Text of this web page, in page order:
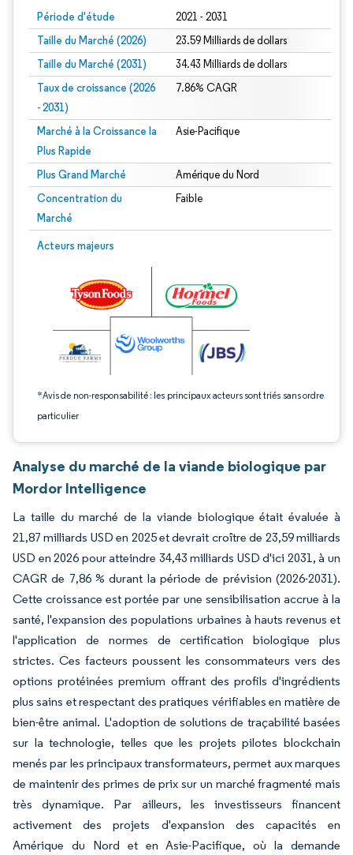
Période d'étude 2021 - 2031
Taille du Marché (2026) 23.59 Milliards de dollars
Taille du Marché (2031) 34.43 Milliards de dollars
Taux de croissance (2026
- 2031)
7.86% CAGR
Marché à la Croissance la
Plus Rapide
Asie-Pacifique
Plus Grand Marché Amérique du Nord
Concentration du
Marché
Faible
Acteurs majeurs
*Avis de non-responsabilité : les principaux acteurs sont triés sans ordre
particulier
Image © Mordor Intelligence. La réutilisation nécessite une attribution sous CC
Analyse du marché de la viande biologique par
Mordor Intelligence
La taille du marché de la viande biologique était évaluée à
21,87 milliards USD en 2025 et devrait croître de 23,59 milliards
USD en 2026 pour atteindre 34,43 milliards USD d'ici 2031, à un
CAGR de 7,86 % durant la période de prévision (2026-2031).
Cette croissance est portée par une sensibilisation accrue à la
santé, l'expansion des populations urbaines à hauts revenus et
l'application de normes de certification biologique plus
strictes. Ces facteurs poussent les consommateurs vers des
options protéinées premium offrant des profils d'ingrédients
plus sains et respectant des pratiques vérifiables en matière de
bien-être animal. L'adoption de solutions de traçabilité basées
sur la technologie, telles que les projets pilotes blockchain
menés par les principaux transformateurs, permet aux marques
de maintenir des primes de prix sur un marché fragmenté mais
très dynamique. Par ailleurs, les investisseurs financent
activement des projets d'expansion des capacités en
Amérique du Nord et en Asie-Pacifique, où la demande